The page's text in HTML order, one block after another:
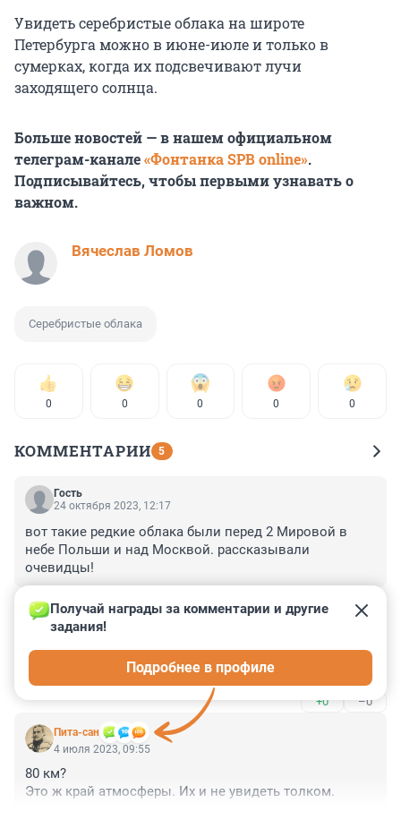
Увидеть серебристые облака на широте
Петербурга можно в июне-июле и только в
сумерках, когда их подсвечивают лучи
заходящего солнца.
Больше новостей — в нашем официальном
телеграм-канале«Фонтанка SPB online».
Подписывайтесь, чтобы первыми узнавать о
важном.
Вячеслав Ломов
Серебристые облака
0 0 0 0 0
КОММЕНТАРИИ 5
Гость
24 октября 2023, 12:17
вот такие редкие облака были перед 2 Мировой в
небе Польши и над Москвой. рассказывали
очевидцы!
Гость
дождевые облака это факт
+0 –0
Пита-сан
Получай награды за комментарии и другие
задания!
Подробнее в профиле
4 июля 2023, 09:55
80 км?
Это ж край атмосферы. Их и не увидеть толком.